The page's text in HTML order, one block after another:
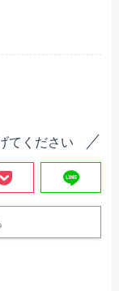
てください